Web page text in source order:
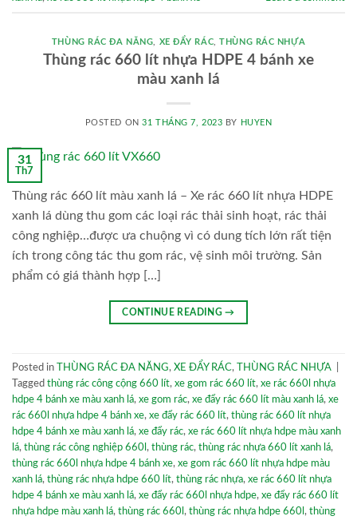
THÙNG RÁC ĐA NĂNG XE ĐẨY RÁC ,THÙNG RÁC NHỰA
Thùng rác 660 lít nhựa HDPE 4 bánh xe
màu xanh lá
POSTED ON31 THÁNG 7, 2023 BY HUYEN
31
Th7
Thùng rác 660 lít màu xanh lá – Xe rác 660 lít nhựa HDPE
xanh lá dùng thu gom các loại rác thải sinh hoạt, rác thải
công nghiệp…được ưa chuộng vì có dung tích lớn rất tiện
ích trong công tác thu gom rác, vệ sinh môi trường. Sản
phẩm có giá thành hợp […]
CONTINUE READING→
Posted in THÙNG RÁC ĐA NĂNG, XE ĐẨY RÁC, THÙNG RÁC NHỰA
Tagged thùng rác công cộng 660 lít, xe gom rác 660 lít, xe rác 660l nhựa
hdpe 4 bánh xe màu xanh lá, xe gom rác, xe đẩy rác 660 lít màu xanh lá, xe
rác 660l nhựa hdpe 4 bánh xe, xe đẩy rác 660 lít, thùng rác 660 lít nhựa
hdpe 4 bánh xe màu xanh lá, xe đẩy rác, xe rác 660 lít nhựa hdpe màu xanh
lá, thùng rác công nghiệp 660l , thùng rác, thùng rác nhựa 660 lít xanh lá,
thùng rác 660l nhựa hdpe 4 bánh xe, xe gom rác 660 lít nhựa hdpe màu
xanh lá, thùng rác nhựa hdpe 660 lít, thùng rác nhựa, xe rác 660 lít nhựa
hdpe 4 bánh xe màu xanh lá, xe đẩy rác 660l nhựa hdpe, xe đẩy rác 660 lít
nhựa hdpe màu xanh lá, thùng rác 660l , thùng rác nhựa hdpe 660l , thùng